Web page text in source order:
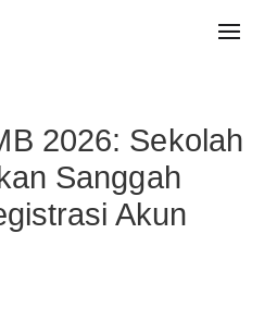
2026: Sekolah
Sanggah
Akun